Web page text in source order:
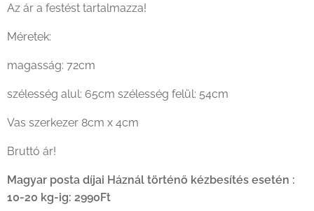
Az ár a festést tartalmazza!
Méretek:
magasság: 72cm
szélesség alul: 65cm szélesség felül: 54cm
Vas szerkezer 8cm x 4cm
Bruttó ár!
Magyar posta díjai Háznál történő kézbesítés esetén :
10-20 kg-ig: 2990Ft